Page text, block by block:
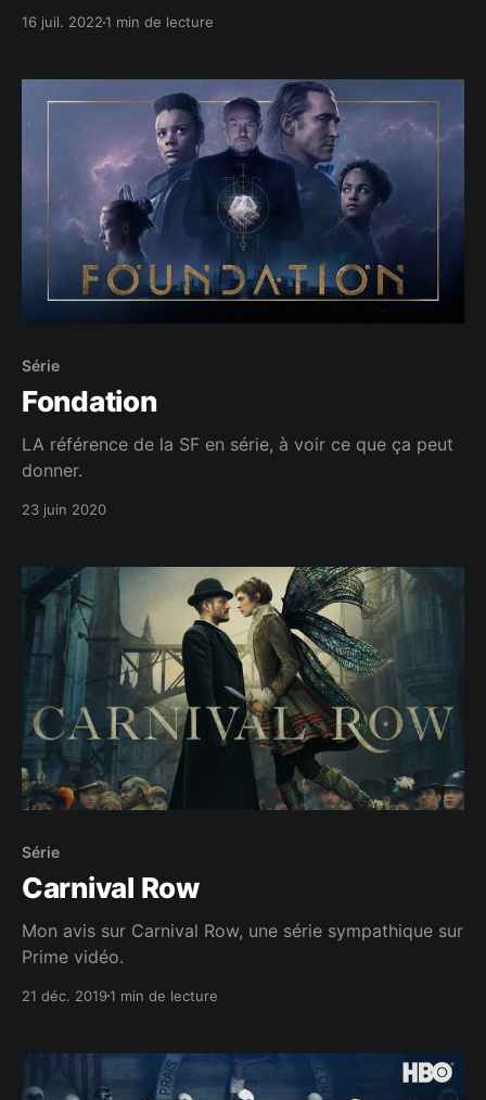
plein les mirettes !
16 juil. 20221 min de lecture
Série
Fondation
LA référence de la SF en série, à voir ce que ça peut
donner.
23 juin 2020
Série
Carnival Row
Mon avis sur Carnival Row, une série sympathique sur
Prime vidéo.
21 déc. 20191 min de lecture